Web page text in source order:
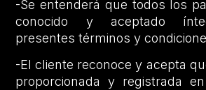
-Se entenderá que todos los
conocido y aceptado
presentes términos y
-El cliente reconoce y acepta
proporcionada y registrada